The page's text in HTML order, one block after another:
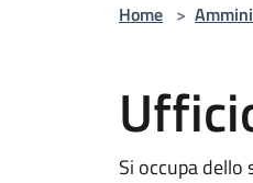
Home >
Si occupa dello